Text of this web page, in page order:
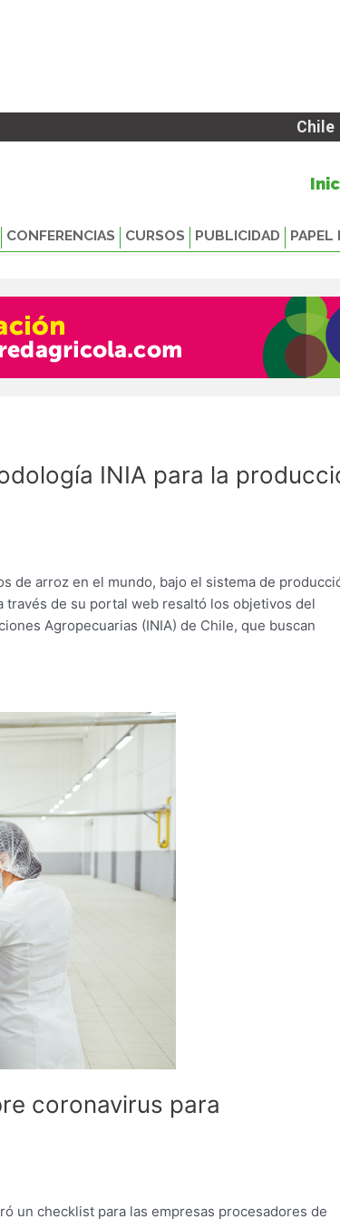
Chile
CONFERENCIAS CURSOS PUBLICIDAD PAPEL
INIA para la
de arroz en el mundo, bajo el sistema de
través de su portal web resaltó los objetivos del
Agropecuarias (INIA) de Chile, que buscan
coronavirus para
un checklist para las empresas procesadores de